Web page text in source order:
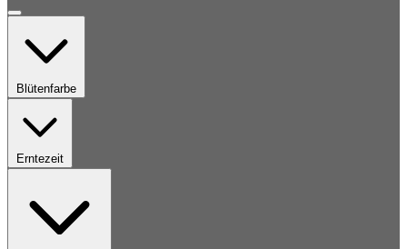
Blütenfarbe
Erntezeit